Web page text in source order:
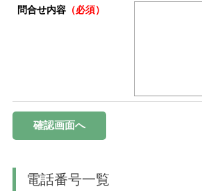
問合せ内容（必須）
電話番号一覧